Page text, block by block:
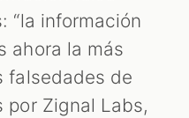
“la información
ahora la más
falsedades de
por Zignal Labs,